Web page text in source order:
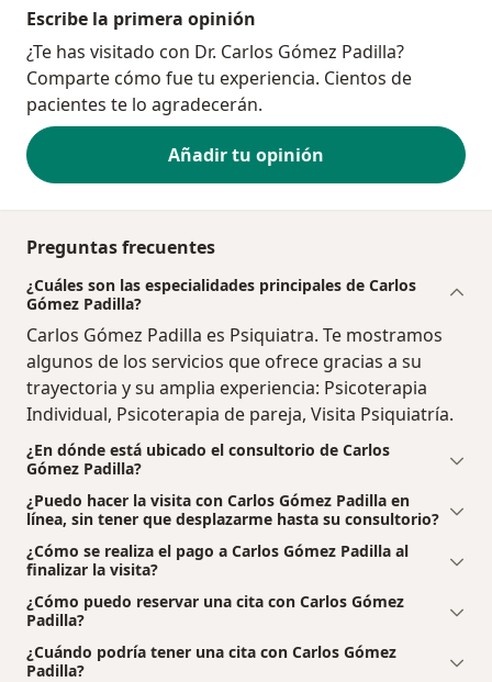
Escribe la primera opinión
¿Te has visitado con Dr. Carlos Gómez Padilla?
Comparte cómo fue tu experiencia. Cientos de
pacientes te lo agradecerán.
Añadir tu opinión
Preguntas frecuentes
¿Cuáles son las especialidades principales de Carlos
Gómez Padilla?
Carlos Gómez Padilla es Psiquiatra. Te mostramos
algunos de los servicios que ofrece gracias a su
trayectoria y su amplia experiencia: Psicoterapia
Individual, Psicoterapia de pareja, Visita Psiquiatría.
¿En dónde está ubicado el consultorio de Carlos
Gómez Padilla?
¿Puedo hacer la visita con Carlos Gómez Padilla en
línea, sin tener que desplazarme hasta su consultorio?
¿Cómo se realiza el pago a Carlos Gómez Padilla al
finalizar la visita?
¿Cómo puedo reservar una cita con Carlos Gómez
Padilla?
¿Cuándo podría tener una cita con Carlos Gómez
Padilla?